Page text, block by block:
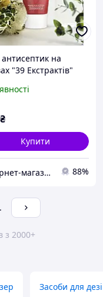
антисептик на
"39 Екстрактів"
₴
Купити
Інтернет-магазин "САДКО" 88%
з 2000+
Засоби для